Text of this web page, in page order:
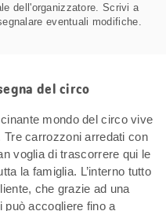
dell'organizzatore. Scrivi a
eventuali modifiche.
del circo
mondo del circo vive
Tre carrozzoni arredati con
voglia di trascorrere qui le
la famiglia. L’interno tutto
che grazie ad una
può accogliere fino a